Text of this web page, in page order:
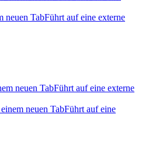
neuen TabFührt auf eine externe
neuen TabFührt auf eine externe
neuen TabFührt auf eine